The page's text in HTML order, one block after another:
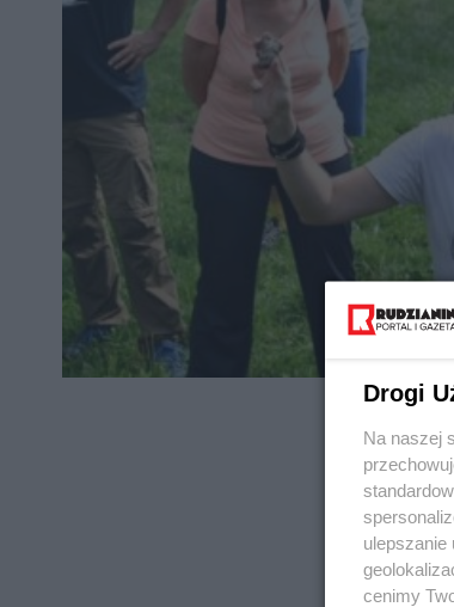
Drogi
Na naszej
ulepszanie
cenimy